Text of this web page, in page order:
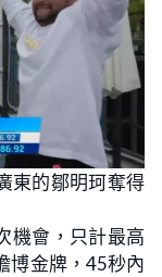
東的鄒明珂奪得
機會，只計最高
博金牌，45秒內